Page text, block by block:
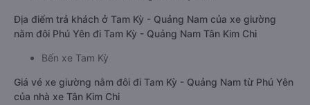
Địa điểm trả khách ở Tam Kỳ - Quảng Nam của xe giường
nằm đôi Phú Yên đi Tam Kỳ - Quảng Nam Tân Kim Chi
Bến xe Tam Kỳ
Giá vé xe giường nằm đôi đi Tam Kỳ - Quảng Nam từ Phú Yên
của nhà xe Tân Kim Chi